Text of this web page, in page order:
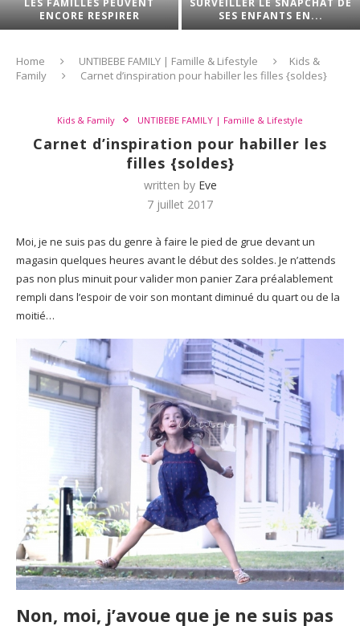
ASTUCES POUR VRAIMENT SE
SIMPLIFIER LA VIE...
INNOVE ! MAIS EN QUOI
IL DIFFÉRENT...
Home UNTIBEBE FAMILY | Famille & Lifestyle
Kids &
Family
Carnet d’inspiration pour habiller les filles {soldes}
Kids & Family UNTIBEBE FAMILY | Famille & Lifestyle
Carnet d’inspiration pour habiller les
filles {soldes}
written by Eve
7 juillet 2017
Moi, je ne suis pas du genre à faire le pied de grue devant un
magasin quelques heures avant le début des soldes. Je n’attends
pas non plus minuit pour valider mon panier Zara préalablement
rempli dans l’espoir de voir son montant diminué du quart ou de la
moitié…
Non, moi, j’avoue que je ne suis pas